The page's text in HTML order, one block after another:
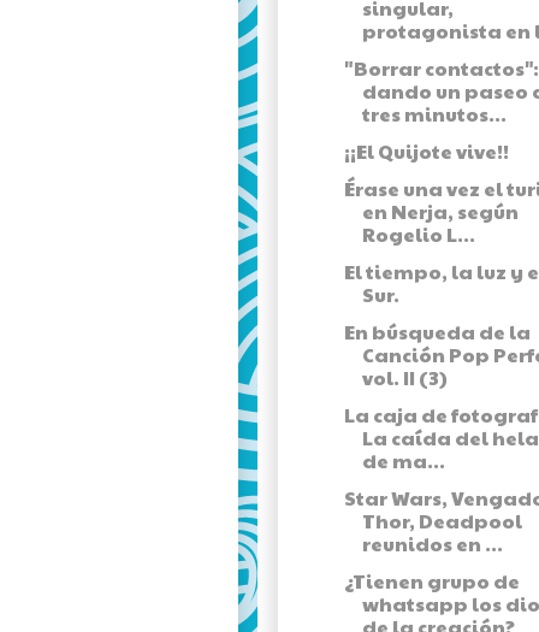
singular,
protagonista en
"Borrar contactos":
dando un paseo
tres minutos...
¡¡El Quijote vive!!
Érase una vez el
en Nerja, según
Rogelio L...
El tiempo, la luz y
Sur.
En búsqueda de la
Canción Pop
vol. II (3)
La caja de
La caída del
de ma...
Star Wars,
Thor, Deadpool
reunidos en ...
¿Tienen grupo de
whatsapp los